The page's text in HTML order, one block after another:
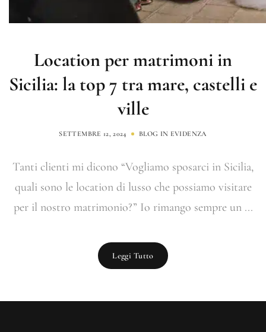
Location per matrimoni in
Sicilia: la top 7 tra mare, castelli e
ville
SETTEMBRE 12, 2024 BLOG IN EVIDENZA
Tanti clienti mi dicono “Vogliamo sposarci in Sicilia,
quali sono le location di lusso che possiamo visitare
per il nostro matrimonio?” Io rimango sempre un ...
Leggi Tutto